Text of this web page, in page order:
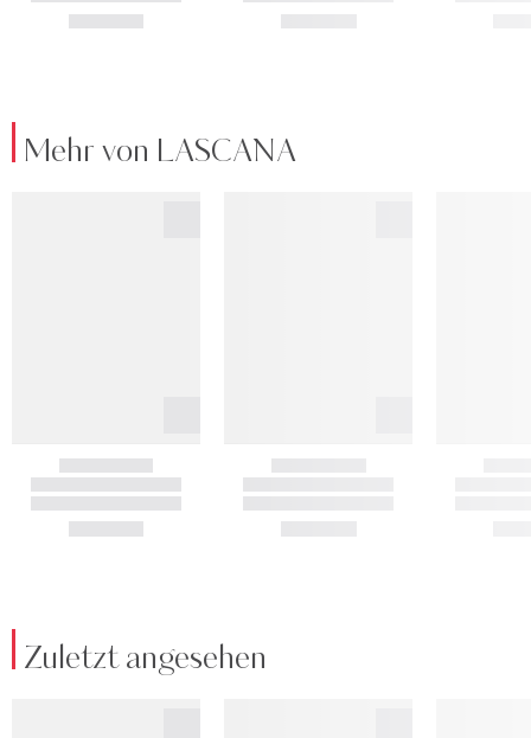
Mehr von LASCANA
Zuletzt angesehen